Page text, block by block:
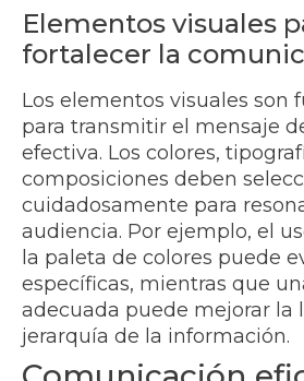
Elementos visuales
fortalecer la
Los elementos visuales son
para transmitir el mensaje
efectiva. Los colores,
composiciones deben
cuidadosamente para
audiencia. Por ejemplo, el
la paleta de colores puede
específicas, mientras que
adecuada puede mejorar la
jerarquía de la información.